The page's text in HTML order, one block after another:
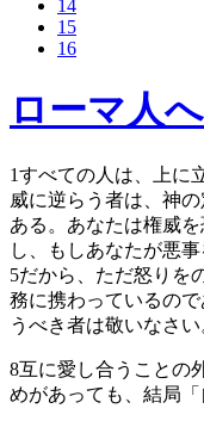
14
15
16
ローマ人
1すべての人は、上に
威に逆らう者は、神
ある。あなたは権威
し、もしあなたが悪
5だから、ただ怒りを
務に携わっているので
うべき者は敬いなさい
8互に愛し合うことの
めがあっても、結局